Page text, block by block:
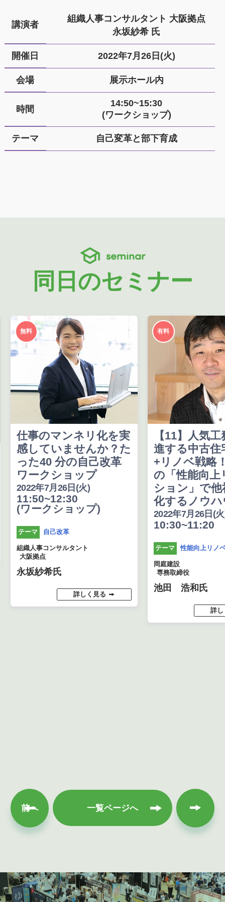
講演者
組織人事コンサルタント 大阪拠点
永坂紗希 氏
開催日 2022年7月26日(火)
会場 展示ホール内
時間
14:50~15:30
(ワークショップ)
テーマ 自己変革と部下育成
seminar
同日のセミナー
無料
仕事のマンネリ化を実
感していませんか？た
った40 分の自己改革
ワークショップ
2022年7月26日(火)
11:50~12:30
(ワークショップ)
テーマ 自己改革
組織人事コンサルタント
大阪拠点
永坂紗希氏
詳しく見る
有料
【11】人気
進する中古住
+リノベ戦略
の「性能向上
ション」で他
化するノウハ
2022年7月26日(
10:30~11:20
テーマ 性能向上リノ
岡庭建設
専務取締役
池田 浩和氏
詳
前へ 一覧ページへ
次へ